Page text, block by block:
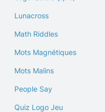
Lunacross
Math Riddles
Mots Magnétiques
Mots Malins
People Say
Quiz Logo Jeu